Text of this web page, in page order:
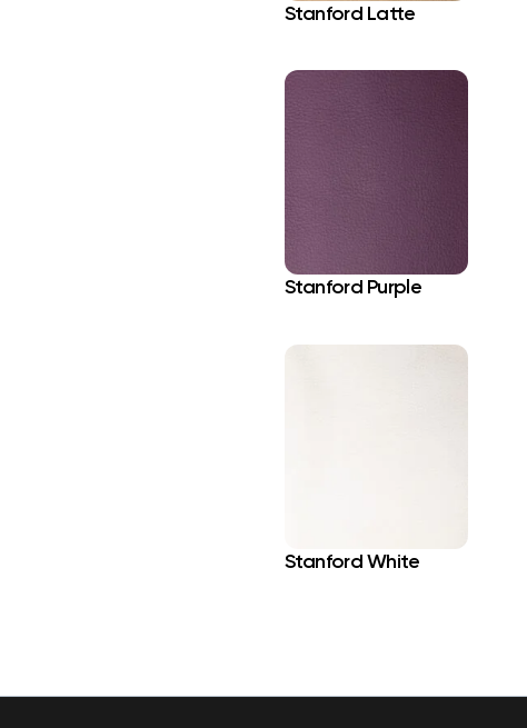
Stanford Latte
Stanford Purple
Stanford White